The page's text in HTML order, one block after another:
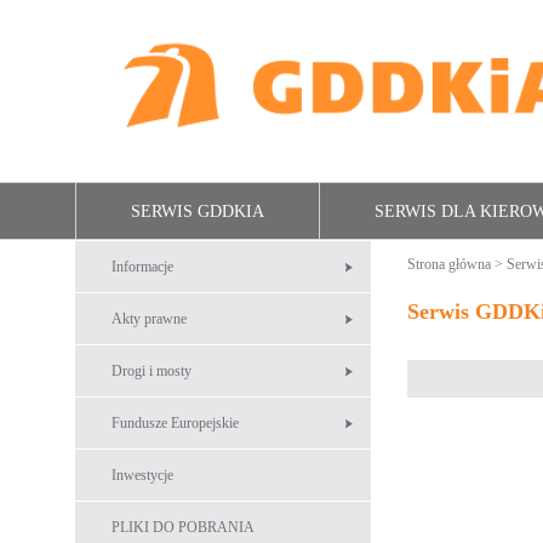
SERWIS GDDKIA SERWIS DLA
Informacje
Akty prawne
Drogi i mosty
Fundusze Europejskie
Inwestycje
PLIKI DO POBRANIA
Strona główna >
Serwis